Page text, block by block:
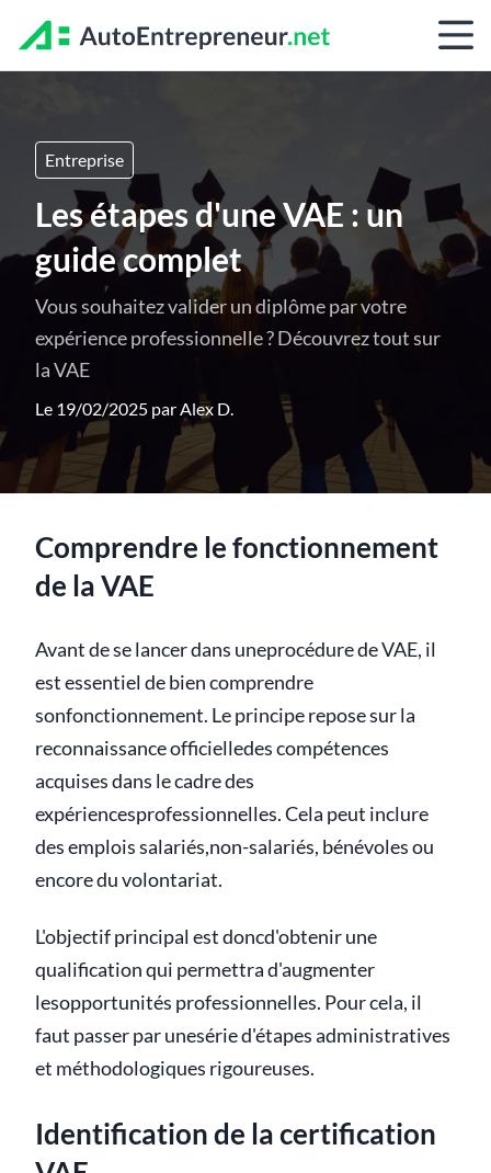
Entreprise
Les étapes d'une VAE : un
guide complet
Vous souhaitez valider un diplôme par votre
expérience professionnelle ? Découvrez tout sur
la VAE
Le 19/02/2025 parAlex D.
Comprendre le fonctionnement
de la VAE
Avant de se lancer dans uneprocédure de VAE, il
est essentiel de bien comprendre
sonfonctionnement. Le principe repose sur la
reconnaissance officielledes compétences
acquises dans le cadre des
expériencesprofessionnelles. Cela peut inclure
des emplois salariés,non-salariés, bénévoles ou
encore du volontariat.
L'objectif principal est doncd'obtenir une
qualification qui permettra d'augmenter
lesopportunités professionnelles. Pour cela, il
faut passer par unesérie d'étapes administratives
et méthodologiques rigoureuses.
Identification de la certification